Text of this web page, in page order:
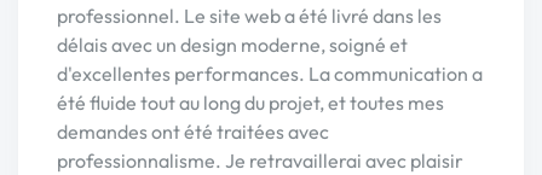
professionnel. Le site web a été livré dans les
délais avec un design moderne, soigné et
d'excellentes performances. La communication a
été fluide tout au long du projet, et toutes mes
demandes ont été traitées avec
professionnalisme. Je retravaillerai avec plaisir